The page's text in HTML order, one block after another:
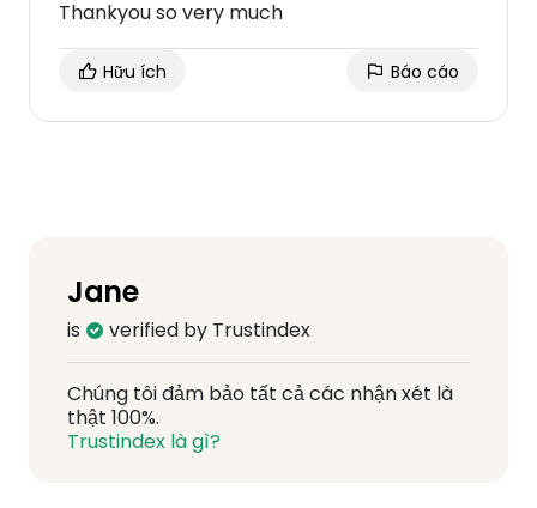
Thankyou so very much
Hữu ích Báo cáo
Jane
is verified by Trustindex
Chúng tôi đảm bảo tất cả các nhận xét là
thật 100%.
Trustindex là gì?